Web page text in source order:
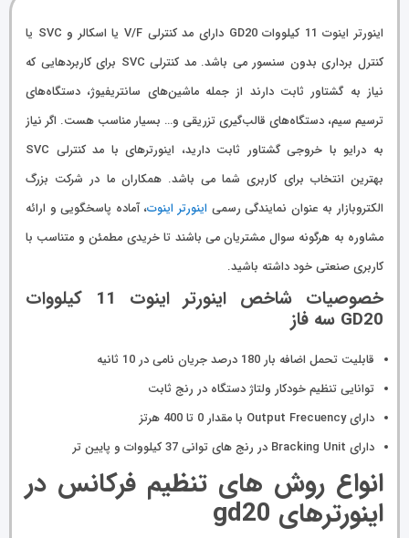
اینورتر اینوت 11 کیلووات GD20 دارای مد کنترلی V/F یا اسکالر و SVC یا
کنترل برداری بدون سنسور می باشد. مد کنترلی SVC برای کاربردهایی که
نیاز به گشتاور ثابت دارند از جمله ماشین‌های سانتریفیوژ، دستگاه‌های
ترسیم سیم، دستگاه‌های قالب‌گیری تزریقی و… بسیار مناسب هست. اگر نیاز
به درایو با خروجی گشتاور ثابت دارید، اینورترهای با مد کنترلی SVC
بهترین انتخاب برای کاربری شما می باشد. همکاران ما در شرکت بزرگ
الکتروبازار به عنوان نمایندگی رسمی اینورتر اینوت، آماده پاسخگویی و ارائه
مشاوره به هرگونه سوال مشتریان می باشند تا خریدی مطمئن و متناسب با
کاربری صنعتی خود داشته باشید.
خصوصیات شاخص اینورتر اینوت 11 کیلووات
GD20 سه فاز
قابلیت تحمل اضافه بار 180 درصد جریان نامی در 10 ثانیه
توانایی تنظیم خودکار ولتاژ دستگاه در رنج ثابت
دارای Output Frecuency با مقدار 0 تا 400 هرتز
دارای Bracking Unit در رنج های توانی 37 کیلووات و پایین تر
انواع روش های تنظیم فرکانس در
اینورترهای gd20